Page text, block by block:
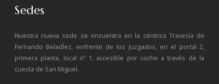
Sedes
Nuestra nueva sede se encuentra en la céntrica Travesía de
Fernando BeladÍez, enfrente de los Juzgados, en el portal 2,
primera planta, local nº 1, accesible por coche a través de la
cuesta de San Miguel.